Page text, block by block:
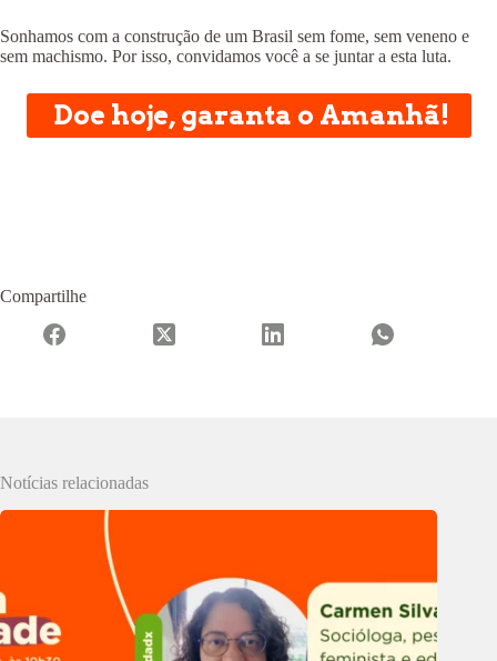
Sonhamos com a construção de um Brasil sem fome, sem veneno e
sem machismo. Por isso, convidamos você a se juntar a esta luta.
Doe hoje, garanta o Amanhã!
Compartilhe
Notícias relacionadas